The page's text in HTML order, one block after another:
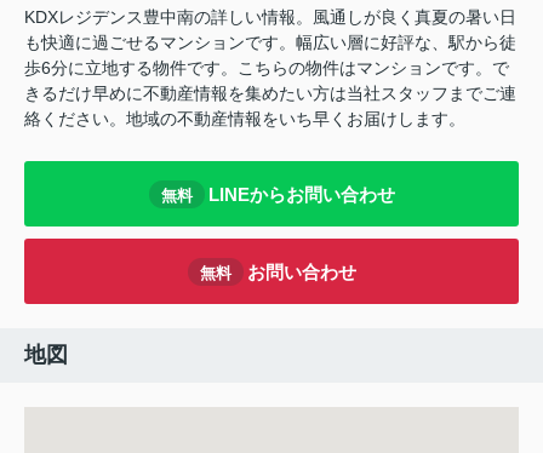
KDXレジデンス豊中南の詳しい情報。風通しが良く真夏の暑い日
も快適に過ごせるマンションです。幅広い層に好評な、駅から徒
歩6分に立地する物件です。こちらの物件はマンションです。で
きるだけ早めに不動産情報を集めたい方は当社スタッフまでご連
絡ください。地域の不動産情報をいち早くお届けします。
無料 LINEからお問い合わせ
無料 お問い合わせ
地図